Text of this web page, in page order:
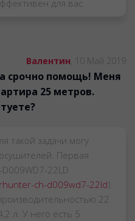
для вас.
Валентин, 10 Май 2019
срочно помощь! Меня
25 метров.
такой задачи могу
Первая
22LD
ch-d009wd7-22ld).
22
л. У него есть 5